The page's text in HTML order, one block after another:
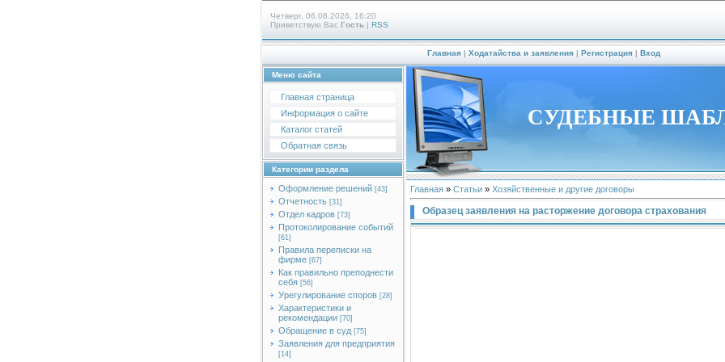
Четверг, 06.08.2026, 16:20
Приветствую Вас Гость | RSS
Главная | Ходатайства и заявления | Регистрация | Вход
Меню сайта
Главная страница
Информация о сайте
Каталог статей
Обратная связь
Категории раздела
Оформление решений [43]
Отчетность [31]
Отдел кадров [73]
Протоколирование событий
[61]
Правила переписки на
фирме [67]
Как правильно преподнести
себя [56]
Урегулирование споров [28]
Характеристики и
рекомендации [70]
Обращение в суд [75]
Заявления для предприятия
[14]
СУДЕБНЫЕ
Главная » Статьи » Хозяйственные и другие договоры
Образец заявления на расторжение договора страхования